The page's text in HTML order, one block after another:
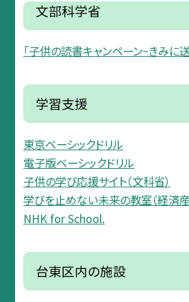
文部科学省
「子供の読書キャンペーン~きみに
学習支援
東京ベーシックドリル
電子版ベーシックドリル
子供の学び応援サイト（文科省）
学びを止めない未来の教室（経済産
NHK for School.
台東区内の施設